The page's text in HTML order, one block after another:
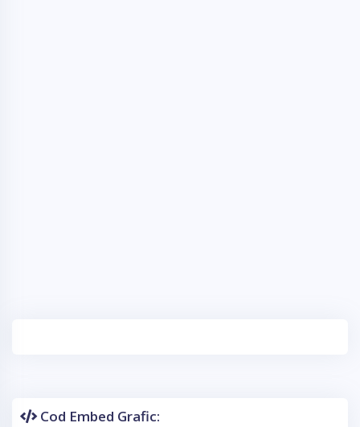
Cod Embed Grafic: